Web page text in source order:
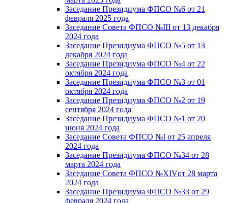
Заседание Президиума ФПСО №6 от 21
февраля 2025 года
Заседание Совета ФПСО №III от 13 декабря
2024 года
Заседание Президиума ФПСО №5 от 13
декабря 2024 года
Заседание Президиума ФПСО №4 от 22
октября 2024 года
Заседание Президиума ФПСО №3 от 01
октября 2024 года
Заседание Президиума ФПСО №2 от 19
сентября 2024 года
Заседание Президиума ФПСО №1 от 20
июня 2024 года
Заседание Совета ФПСО №I от 25 апреля
2024 года
Заседание Президиума ФПСО №34 от 28
марта 2024 года
Заседание Совета ФПСО №XIVот 28 марта
2024 года
Заседание Президиума ФПСО №33 от 29
февраля 2024 года